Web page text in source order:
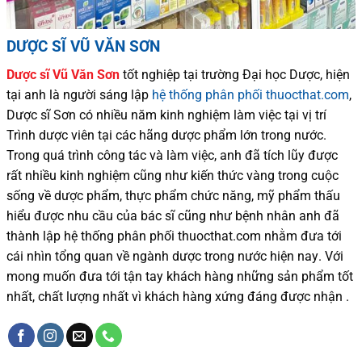
DƯỢC SĨ VŨ VĂN SƠN
Dược sĩVũ Văn Sơn tốt nghiệp tại trường Đại học Dược, hiện
tại anh là người sáng lập hệ thống phân phối thuocthat.com,
Dược sĩSơn có nhiều năm kinh nghiệm làm việc tại vị trí
Trình dược viên tại các hãng dược phẩm lớn trong nước.
Trong quá trình công tác và làm việc, anh đã tích lũy được
rất nhiều kinh nghiệm cũng như kiến thức vàng trong cuộc
sống về dược phẩm, thực phẩm chức năng, mỹ phẩm thấu
hiểu được nhu cầu của bác sĩcũng như bệnh nhân anh đã
thành lập hệ thống phân phối thuocthat.com nhằm đưa tới
cái nhìn tổng quan về ngành dược trong nước hiện nay. Với
mong muốn đưa tới tận tay khách hàng những sản phẩm tốt
nhất, chất lượng nhất vì khách hàng xứng đáng được nhận .